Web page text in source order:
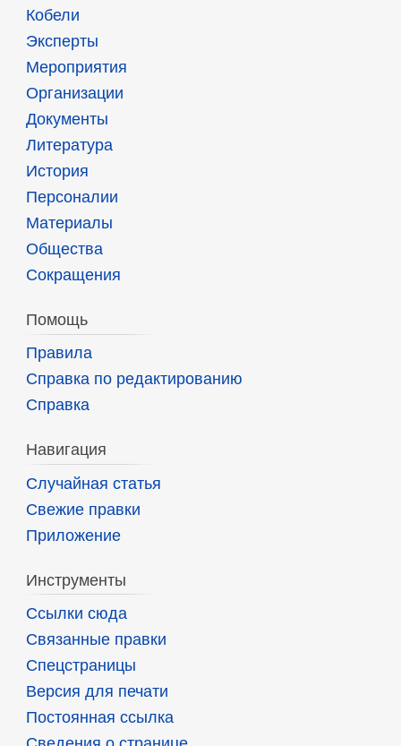
Кобели
Эксперты
Мероприятия
Организации
Документы
Литература
История
Персоналии
Материалы
Общества
Сокращения
Помощь
Правила
Справка по редактированию
Справка
Навигация
Случайная статья
Свежие правки
Приложение
Инструменты
Ссылки сюда
Связанные правки
Спецстраницы
Версия для печати
Постоянная ссылка